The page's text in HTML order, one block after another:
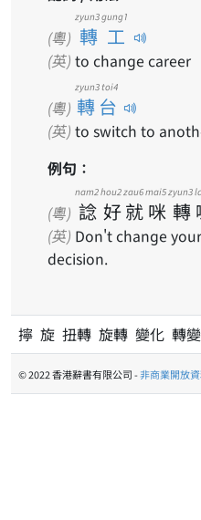
(粵) 轉工
zyun3 gung1
(英) to change career
(粵) 轉台
zyun3 toi4
(英) to switch to
例句：
(粵) 諗
nam2
好
hou2
就
zau6
咪
mai5
轉
zyun3
(英) Don't change
decision.
擰 旋 扭轉 旋轉 變化 轉
© 2022 香港辭書有限公司 -非商業開放